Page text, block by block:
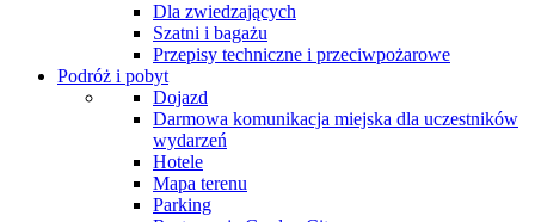
Dla zwiedzających
Szatni i bagażu
Przepisy techniczne i przeciwpożarowe
Podróż i pobyt
Dojazd
Darmowa komunikacja miejska dla uczestników
wydarzeń
Hotele
Mapa terenu
Parking